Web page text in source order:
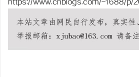
https://www.cnblogs.com/-1688/p/